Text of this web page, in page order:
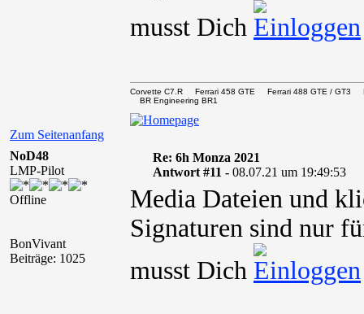
musst Dich
Zum Seitenanfang
Corvette C7.R Ferrari 458 GTE Ferrari 488 GTE /
BR Engineering BR1
NoD48
LMP-Pilot
Offline
BonVivant
Beiträge: 1025
Re: 6h Monza 2021
Antwort #11 - 08.07.21 um 19:49:53
Media Dateien und
Signaturen sind nur
musst Dich